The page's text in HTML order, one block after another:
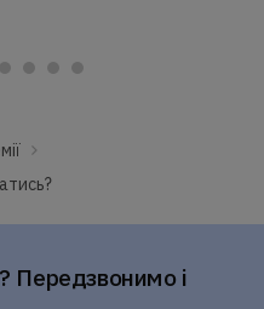
Передзвонимо і